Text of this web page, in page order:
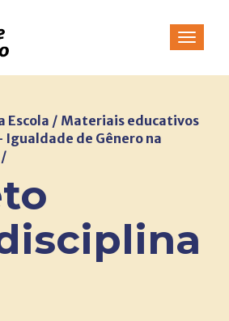
Escola / Materiais educativos
Igualdade de Gênero na
/